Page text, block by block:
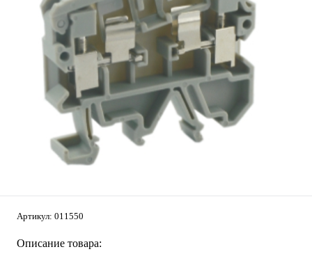
Артикул: 011550
Описание товара: